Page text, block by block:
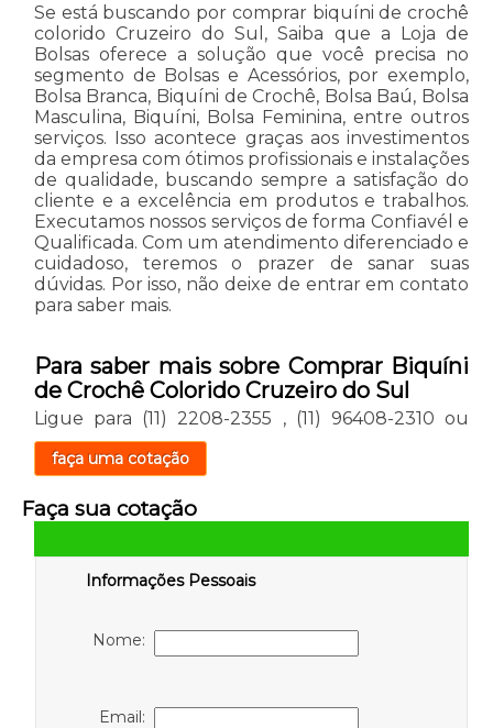
Se está buscando por comprar biquíni de crochê
colorido Cruzeiro do Sul, Saiba que a Loja de
Bolsas oferece a solução que você precisa no
segmento de Bolsas e Acessórios, por exemplo,
Bolsa Branca, Biquíni de Crochê, Bolsa Baú, Bolsa
Masculina, Biquíni, Bolsa Feminina, entre outros
serviços. Isso acontece graças aos investimentos
da empresa com ótimos profissionais e instalações
de qualidade, buscando sempre a satisfação do
cliente e a excelência em produtos e trabalhos.
Executamos nossos serviços de forma Confiavél e
Qualificada. Com um atendimento diferenciado e
cuidadoso, teremos o prazer de sanar suas
dúvidas. Por isso, não deixe de entrar em contato
para saber mais.
Para saber mais sobre Comprar Biquíni
de Crochê Colorido Cruzeiro do Sul
Ligue para (11) 2208-2355 , (11) 96408-2310 ou
faça uma cotação
Faça sua cotação
Informações Pessoais
Nome:
Email: